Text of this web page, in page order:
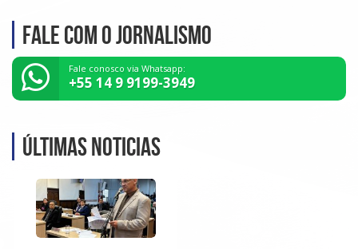
Fale com o Jornalismo
Fale conosco via Whatsapp:
+55 14 9 9199-3949
Últimas noticias